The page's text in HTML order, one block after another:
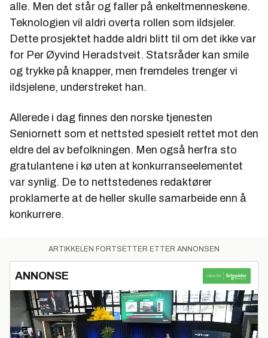
alle. Men det står og faller på enkeltmenneskene.
Teknologien vil aldri overta rollen som ildsjeler.
Dette prosjektet hadde aldri blitt til om det ikke var
for Per Øyvind Heradstveit. Statsråder kan smile
og trykke på knapper, men fremdeles trenger vi
ildsjelene, understreket han.
Allerede i dag finnes den norske tjenesten
Seniornett som et nettsted spesielt rettet mot den
eldre del av befolkningen. Men også herfra sto
gratulantene i kø uten at konkurranseelementet
var synlig. De to nettstedenes redaktører
proklamerte at de heller skulle samarbeide enn å
konkurrere.
ARTIKKELEN FORTSETTER ETTER ANNONSEN
ANNONSE